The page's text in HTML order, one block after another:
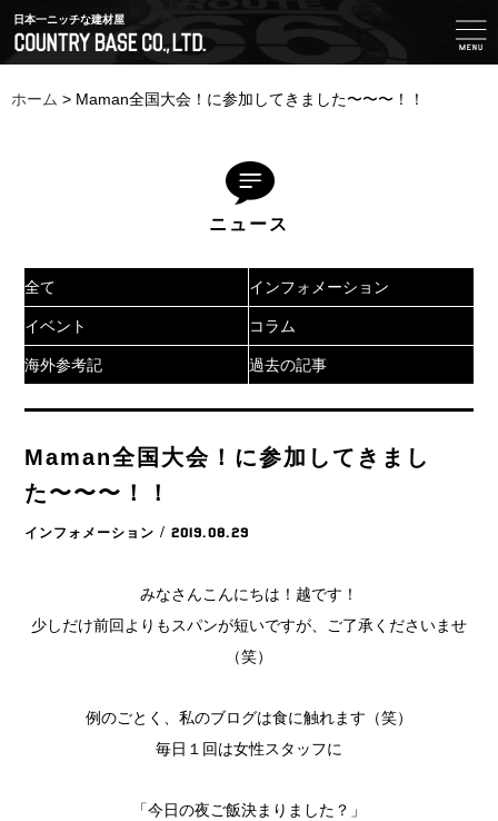
日本一ニッチな建材屋
ホーム > Maman全国大会！に参加してきました〜〜〜！！
ニュース
全て インフォメーション
イベント コラム
海外参考記 過去の記事
Maman全国大会！に参加してきまし
た〜〜〜！！
インフォメーション / 2019.08.29
みなさんこんにちは！越です！
少しだけ前回よりもスパンが短いですが、ご了承くださいませ
（笑）
例のごとく、私のブログは食に触れます（笑）
毎日１回は女性スタッフに
「今日の夜ご飯決まりました？」